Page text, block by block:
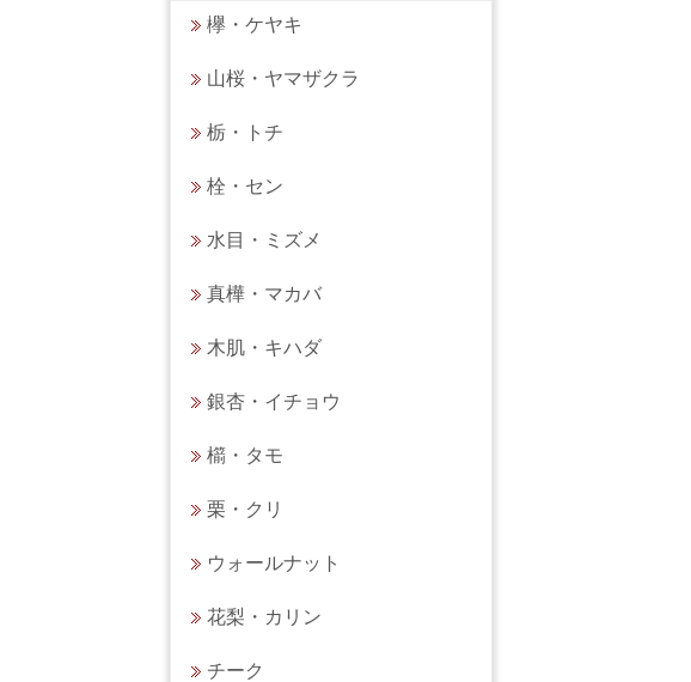
欅・ケヤキ
山桜・ヤマザクラ
栃・トチ
栓・セン
水目・ミズメ
真樺・マカバ
木肌・キハダ
銀杏・イチョウ
櫤・タモ
栗・クリ
ウォールナット
花梨・カリン
チーク